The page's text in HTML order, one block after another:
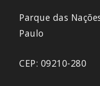
Parque das
Paulo
CEP: 09210-280